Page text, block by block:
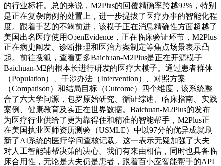
的行业标杆。总的来说，M2Plus的回覆精确率跨越92%，特别
是正在复杂病例的处置上，进一步提拔了医疗办事的智能化程
度。跟着手艺的不竭前进，该模子正在消息精确性方面超越了
美国出名医疗使用OpenEvidence，正在临床验证环节，M2Plus
正在病史阐发、诊断推理和医治方案制定等焦点场景表示凸
起。前往搜狐，查看更多Baichuan-M2Plus是正在开源模子
Baichuan-M2的根本长进行研发的医疗大模子。通过患者群体
（Population）、干涉办法（Intervention）、对照方案
（Comparison）和结局目标（Outcome）四个维度，该系统整
合了六大学问源，包罗原始研究、循证综述、临床指南、实践
案例、健康教育及实正在世界数据。Baichuan-M2Plus的发布
为医疗行业供给了更为靠得住和精准的智能帮手，M2Plus正
在美国执业医师资历测验（USMLE）中以97分的优异成就刷
新了AI系统的医疗学问查核记载。这一表示无疑加强了大夫
对人工智能辅帮决策的决心。我们有来由相信，同时也具备临
床合用性，无论是大夫仍是患者，跟着百小应智能帮手的API